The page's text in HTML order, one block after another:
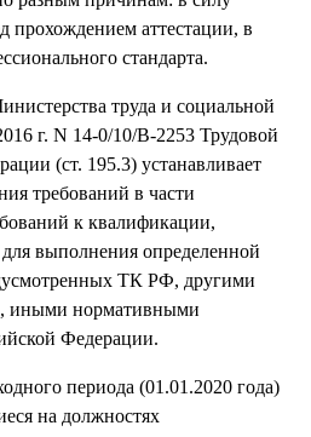
аттестации, в
стандарта.
труда и социальной
г. N 14-0/10/В-2253 Трудовой
(ст. 195.3) устанавливает
требований в части
к квалификации,
выполнения определенной
ТК РФ, другими
иными нормативными
Федерации.
периода (01.01.2020 года)
на должностях